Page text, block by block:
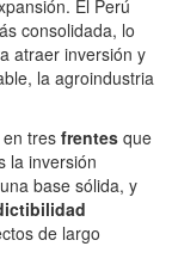
El Perú
consolidada, lo
atraer inversión y
la agroindustria
tres frentes que
la inversión
base sólida, y
de largo